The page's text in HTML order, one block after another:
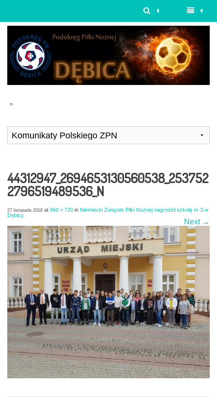
»
44312947_2694653130560538_253752
2796519489536_N
27 listopada 2018 at 960 × 720 in Niemiecki Związek Piłki Nożnej nagrodził szkołę nr 3 w
Dębicy.
Next →